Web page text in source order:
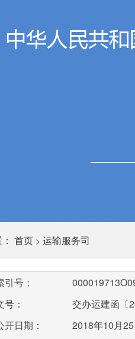
首页 > 运输服务司
引号：
号：
交办运建函〔
开日期：
2018年10月